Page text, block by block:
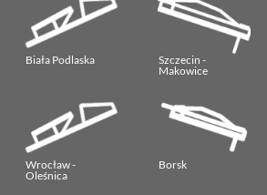
Biała Podlaska
Szczecin -
Makowice
Wrocław -
Oleśnica
Borsk